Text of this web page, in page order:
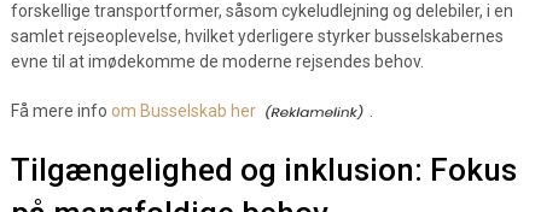
forskellige transportformer, såsom cykeludlejning og delebiler, i en
samlet rejseoplevelse, hvilket yderligere styrker busselskabernes
evne til at imødekomme de moderne rejsendes behov.
Få mere info om Busselskab her
Tilgængelighed og inklusion: Fokus